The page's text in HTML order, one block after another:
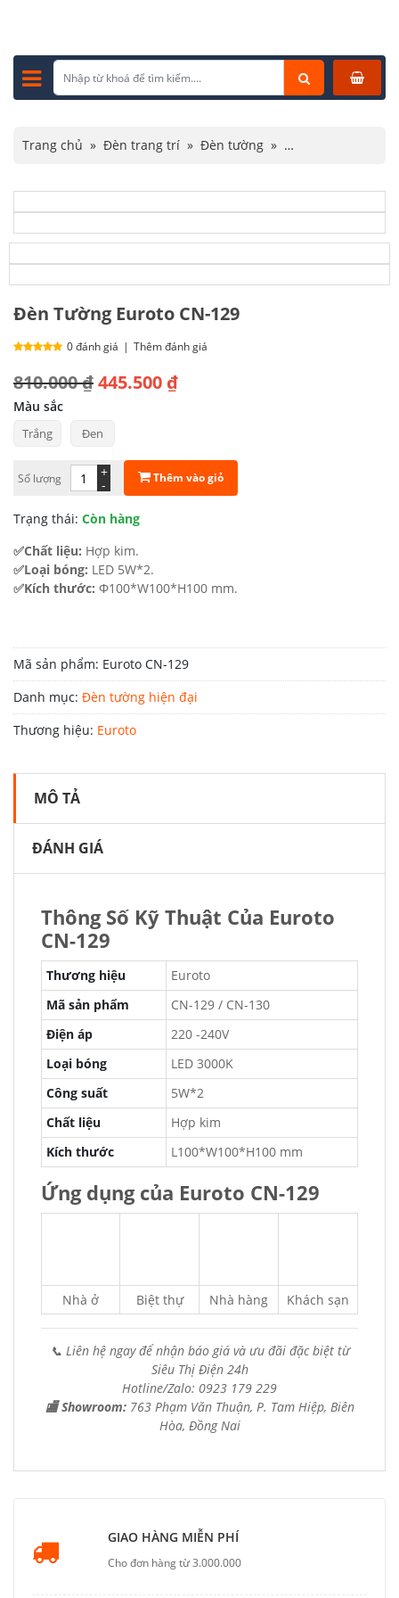
Trang chủ » Đèn trang trí » Đèn tường »
Đèn Tường Euroto CN-129
0 đánh giá | Thêm đánh giá
810.000₫
Giá
gốc
là:
810.000 ₫.
445.500 ₫
Giá
hiện
tại
445.500 ₫.
Màu sắc
Trắng Đen
Số lượng -
+ Thêm vào giỏ
Trạng thái: Còn hàng
✅Chất liệu: Hợp kim.
✅Loại bóng: LED 5W*2.
✅Kích thước: Φ100*W100*H100 mm.
Mã sản phẩm: Euroto CN-129
Danh mục: Đèn tường hiện đại
Thương hiệu: Euroto
MÔ TẢ
ĐÁNH GIÁ
Thông Số Kỹ Thuật Của Euroto
CN-129
Thương hiệu
Euroto
Mã sản phẩm
CN-129 / CN-130
Điện áp
220 -240V
Loại bóng
LED 3000K
Công suất
5W*2
Chất liệu
Hợp kim
Kích thước
L100*W100*H100 mm
Ứng dụng của Euroto CN-129
Nhà ở Biệt thự Nhà hàng Khách sạn
📞 Liên hệ ngay để nhận báo giá và ưu đãi đặc biệt từ
Siêu Thị Điện 24h
Hotline/Zalo: 0923 179 229
🏬 Showroom: 763 Phạm Văn Thuận, P. Tam Hiệp, Biên
Hòa, Đồng Nai
GIAO HÀNG MIỄN PHÍ
Cho đơn hàng từ 3.000.000